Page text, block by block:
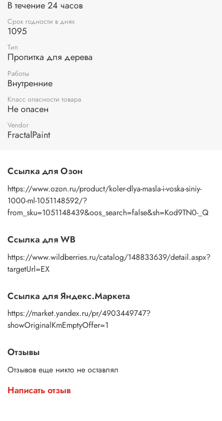
В течение 24 часов
Срок годности в днях
1095
Тип
Пропитка для дерева
Работы
Внутренние
Класс опасности товара
Не опасен
Vendor
FractalPaint
Ссылка для Озон
https://www.ozon.ru/product/koler-dlya-masla-i-voska-siniy-
1000-ml-1051148592/?
from_sku=1051148439&oos_search=false&sh=Kod9TN0-_Q
Ссылка для WB
https://www.wildberries.ru/catalog/148833639/detail.aspx?
targetUrl=EX
Ссылка для Яндекс.Маркета
https://market.yandex.ru/pr/4903449747?
showOriginalKmEmptyOffer=1
Отзывы
Отзывов еще никто не оставлял
Написать отзыв